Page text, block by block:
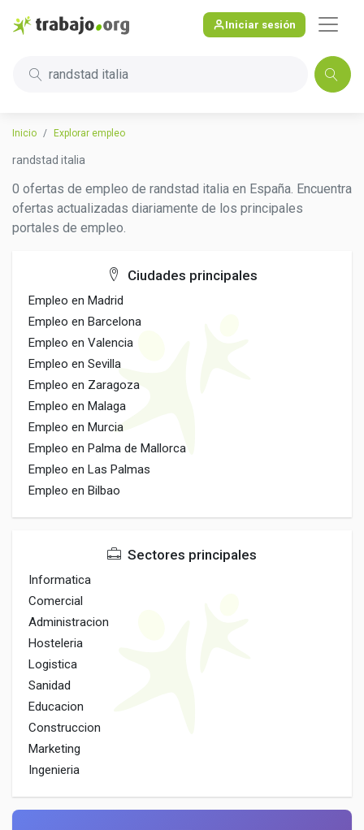
Iniciar sesión
randstad italia
Inicio Explorar empleo
randstad italia
0 ofertas de empleo de randstad italia en España. Encuentra
ofertas actualizadas diariamente de los principales
portales de empleo.
Ciudades principales
Empleo en Madrid
Empleo en Barcelona
Empleo en Valencia
Empleo en Sevilla
Empleo en Zaragoza
Empleo en Malaga
Empleo en Murcia
Empleo en Palma de Mallorca
Empleo en Las Palmas
Empleo en Bilbao
Sectores principales
Informatica
Comercial
Administracion
Hosteleria
Logistica
Sanidad
Educacion
Construccion
Marketing
Ingenieria